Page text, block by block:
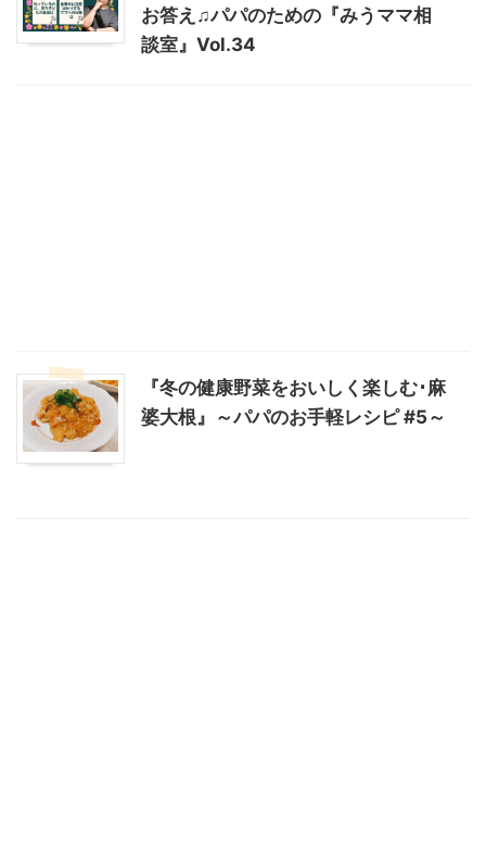
お答え♫パパのための『みうママ相
談室』Vol.34
『冬の健康野菜をおいしく楽しむ･麻
婆大根』～パパのお手軽レシピ #5～